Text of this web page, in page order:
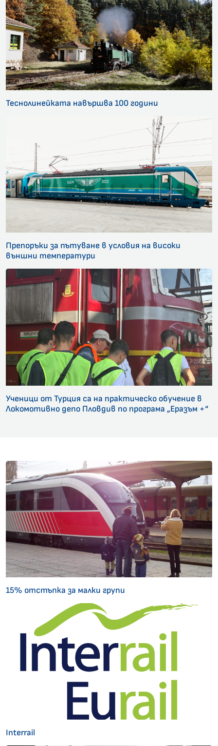
Теснолинейката навършва 100 години
Препоръки за пътуване в условия на високи
външни температури
Ученици от Турция са на практическо обучение в
Локомотивно депо Пловдив по програма „Еразъм +“
15% отстъпка за малки групи
Interrail